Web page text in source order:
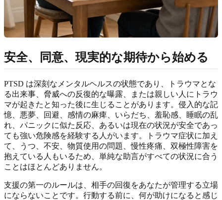
安全、同意、現実的な期待から始める
PTSD は深刻なメンタルヘルスの状態であり、トラウマとな
る出来事、脅威への反復的な曝露、または親しい人にトラウ
マが起きたと知った後に生じることがあります。侵入的な記
憶、悪夢、回避、感情の麻痺、いらだち、羞恥感、睡眠の乱
れ、パニックに似た反応、あるいは現在の状況が安全であっ
ても強い危険感を経験する人がいます。トラウマ症状に加え
て、うつ、不安、物質使用の問題、慢性疼痛、双極性障害を
抱えている人もいるため、単純な助言がすべての状況に合う
ことはほとんどありません。
支援の第一のルールは、相手の回復をあなたが管理する立場
にならないことです。行動する前に、何が助けになると感じ